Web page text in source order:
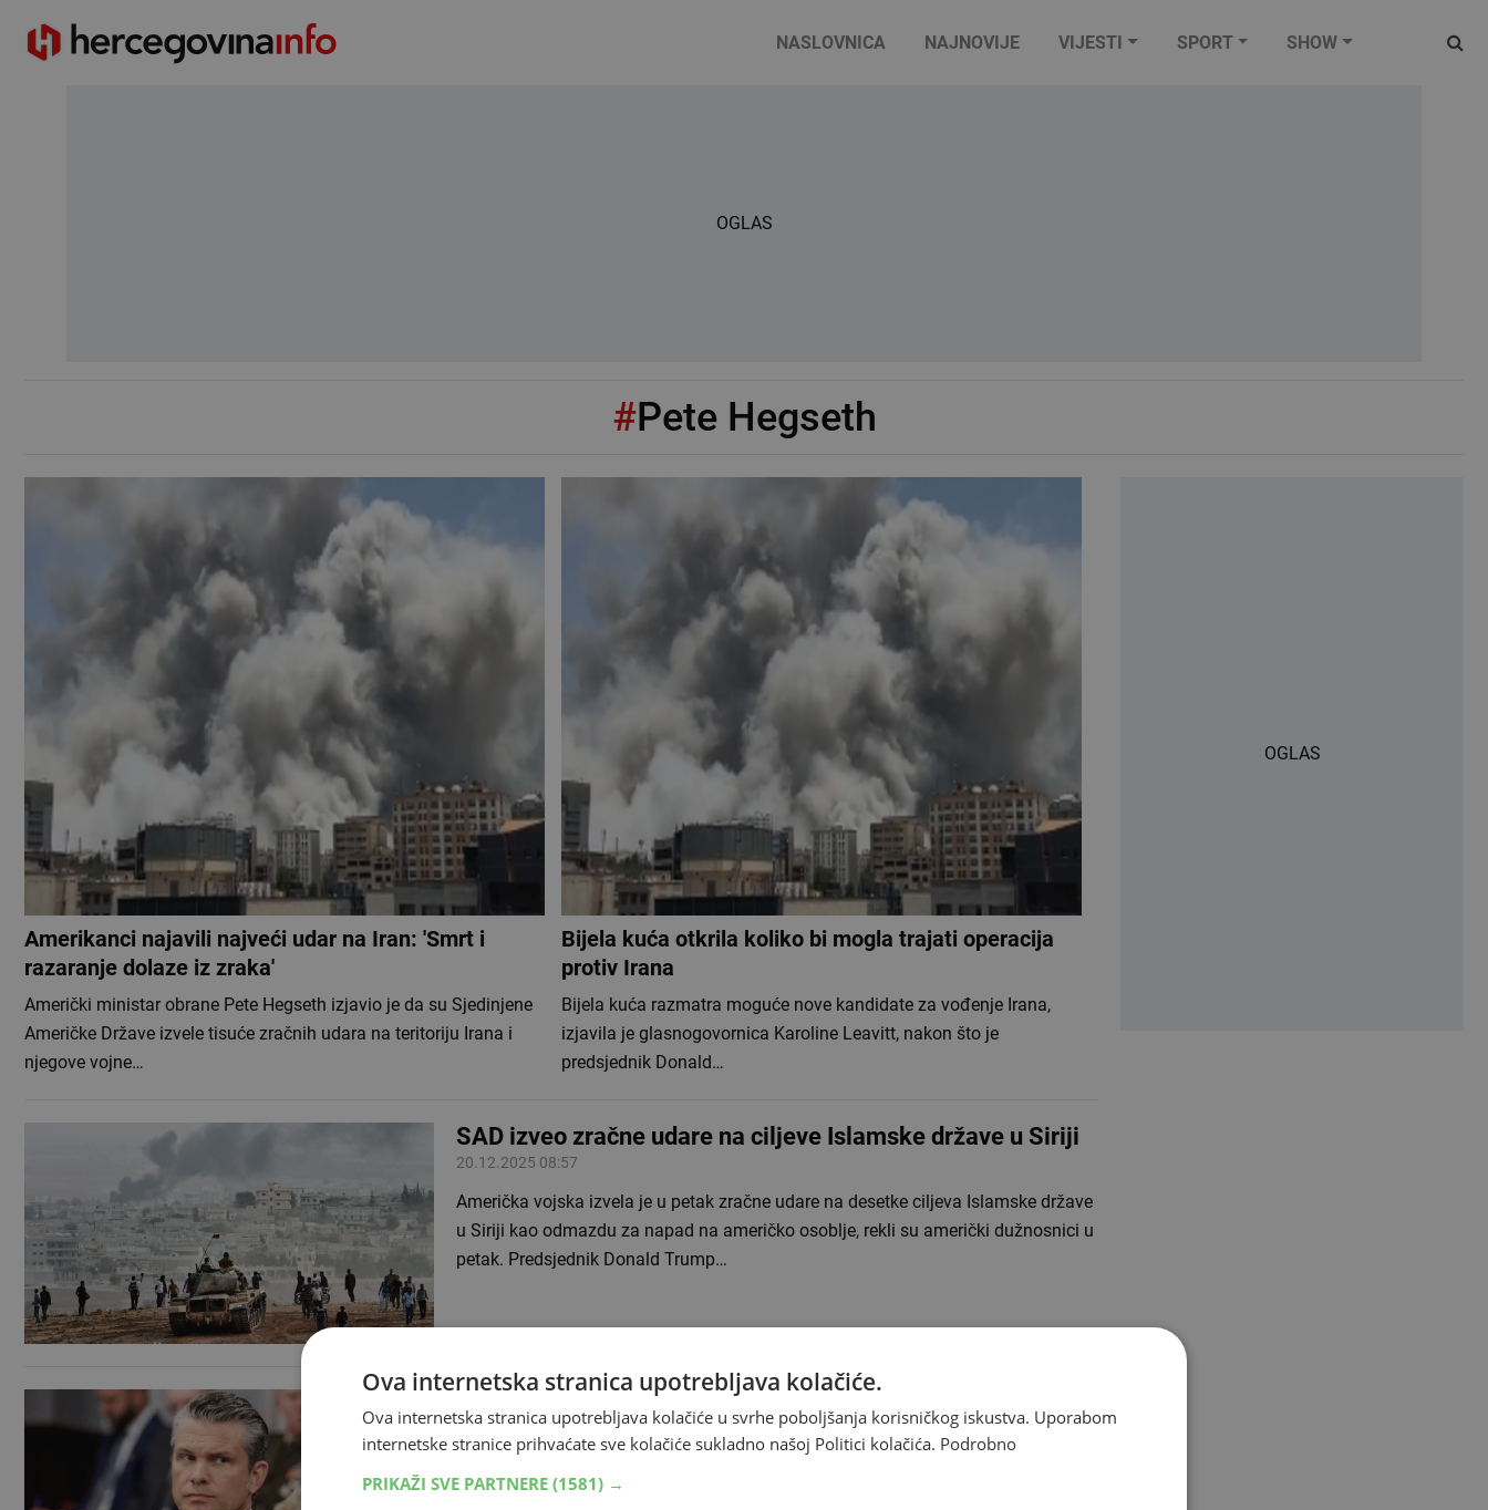
NASLOVNICA NAJNOVIJE VIJESTI SPORT SHOW
OGLAS
#Pete Hegseth
Amerikanci najavili najveći udar na Iran: 'Smrt i
razaranje dolaze iz zraka'
Američki ministar obrane Pete Hegseth izjavio je da su Sjedinjene
Američke Države izvele tisuće zračnih udara na teritoriju Irana i
njegove vojne…
Bijela kuća otkrila koliko bi mogla trajati operacija
protiv Irana
Bijela kuća razmatra moguće nove kandidate za vođenje Irana,
izjavila je glasnogovornica Karoline Leavitt, nakon što je
predsjednik Donald…
SAD izveo zračne udare na ciljeve Islamske države u Siriji
20.12.2025 08:57
Američka vojska izvela je u petak zračne udare na desetke ciljeva Islamske države
u Siriji kao odmazdu za napad na američko osoblje, rekli su američki dužnosnici u
petak. Predsjednik Donald Trump…
Američki ministar obrane sprema generale na rat
30.09.2025 17:06
Trump potpisao direktivu kojom se ministarstvo obrane preimenuje u ministarstvo
OGLAS
Ova internetska stranica upotrebljava kolačiće.
Ova internetska stranica upotrebljava kolačiće u svrhe poboljšanja korisničkog iskustva. Uporabom
internetske stranice prihvaćate sve kolačiće sukladno našoj Politici kolačića. Podrobno
PRIKAŽI SVE PARTNERE (1581) →